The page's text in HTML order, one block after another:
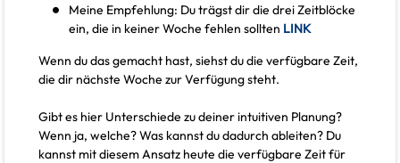
Meine Empfehlung: Du trägst dir die drei Zeitblöcke
ein, die in keiner Woche fehlen sollten LINK
Wenn du das gemacht hast, siehst du die verfügbare Zeit,
die dir nächste Woche zur Verfügung steht.
Gibt es hier Unterschiede zu deiner intuitiven Planung?
Wenn ja, welche? Was kannst du dadurch ableiten? Du
kannst mit diesem Ansatz heute die verfügbare Zeit für